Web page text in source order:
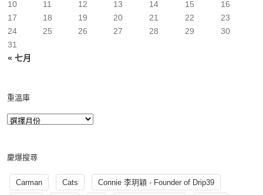
« 七月
10
11 12 13 14 15
16
17
18 19 20 21 22
23
24
25 26 27 28 29
30
31
重溫庫
慶爆搜尋
Carman Cats Connie 李玥穎 - Founder of Drip39